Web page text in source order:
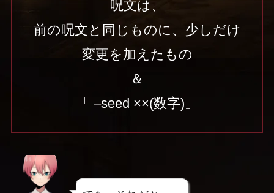
呪文は、
前の呪文と同じものに、少しだけ
変更を加えたもの
＆
「 –seed ××(数字)」